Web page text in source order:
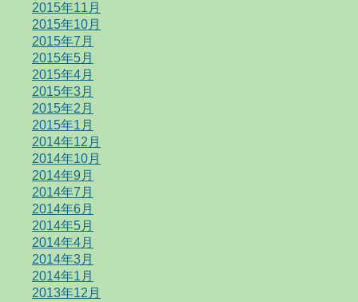
2015年11月
2015年10月
2015年7月
2015年5月
2015年4月
2015年3月
2015年2月
2015年1月
2014年12月
2014年10月
2014年9月
2014年7月
2014年6月
2014年5月
2014年4月
2014年3月
2014年1月
2013年12月